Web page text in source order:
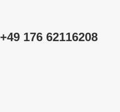
+49 176 62116208